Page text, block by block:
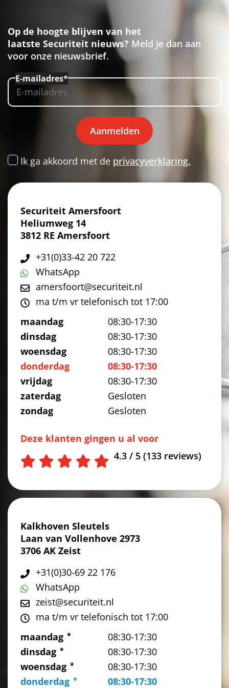
Op de hoogte blijven van het
laatste Securiteit nieuws? Meld je dan aan
voor onze nieuwsbrief.
E-mailadres*
Aanmelden
Ik ga akkoord met de privacyverklaring.
Securiteit Amersfoort
Heliumweg 14
3812 RE Amersfoort
+31(0)33-42 20 722
WhatsApp
amersfoort@securiteit.nl
ma t/m vr telefonisch tot 17:00
maandag
08:30-17:30
dinsdag
08:30-17:30
woensdag
08:30-17:30
donderdag
08:30-17:30
vrijdag
08:30-17:30
zaterdag
Gesloten
zondag
Gesloten
Deze klanten gingen u al voor
4.3 / 5 (133 reviews)
Kalkhoven Sleutels
Laan van Vollenhove 2973
3706 AK Zeist
+31(0)30-69 22 176
WhatsApp
zeist@securiteit.nl
ma t/m vr telefonisch tot 17:00
maandag
08:30-17:30
dinsdag
08:30-17:30
woensdag
08:30-17:30
donderdag
08:30-17:30